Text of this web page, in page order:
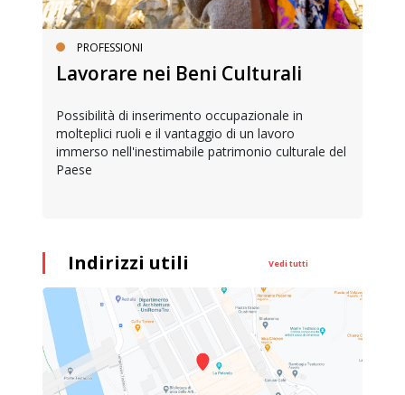
PROFESSIONI
Lavorare nei Beni Culturali
Possibilità di inserimento occupazionale in
molteplici ruoli e il vantaggio di un lavoro
immerso nell'inestimabile patrimonio culturale del
Paese
Indirizzi utili Vedi tutti